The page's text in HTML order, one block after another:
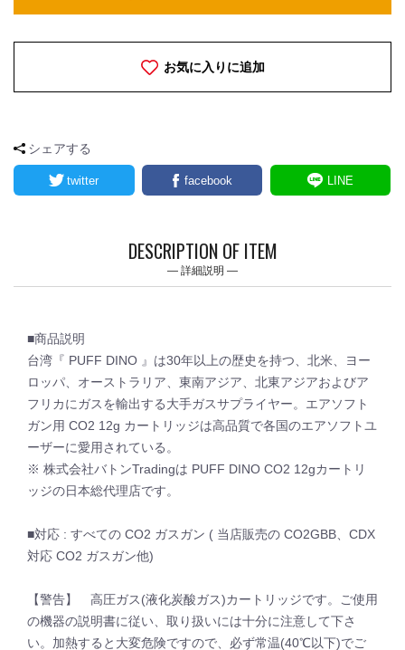
お気に入りに追加
シェアする
twitter facebook LINE
DESCRIPTION OF ITEM
詳細説明
■商品説明
台湾『 PUFF DINO 』は30年以上の歴史を持つ、北米、ヨー
ロッパ、オーストラリア、東南アジア、北東アジアおよびア
フリカにガスを輸出する大手ガスサプライヤー。エアソフト
ガン用 CO2 12g カートリッジは高品質で各国のエアソフトユ
ーザーに愛用されている。
※ 株式会社バトンTradingは PUFF DINO CO2 12gカートリ
ッジの日本総代理店です。
■対応 : すべての CO2 ガスガン ( 当店販売の CO2GBB、CDX
対応 CO2 ガスガン他)
【警告】 高圧ガス(液化炭酸ガス)カートリッジです。ご使用
の機器の説明書に従い、取り扱いには十分に注意して下さ
い。加熱すると大変危険ですので、必ず常温(40℃以下)でご